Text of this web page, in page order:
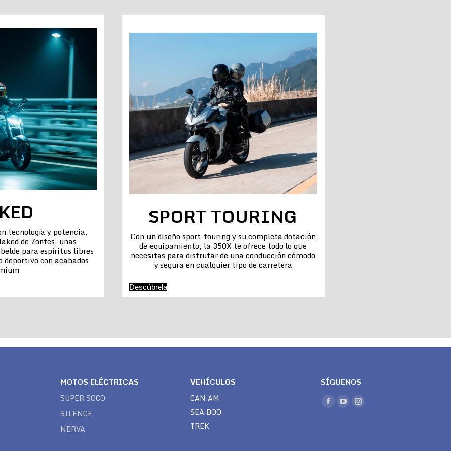
tecnología y potencia.
de Zontes, unas
para espíritus libres
deportivo con acabados
SPORT TOURING
Con un diseño sport-touring y su completa dotación
de equipamiento, la 350X te ofrece todo lo que
necesitas para disfrutar de una conducción cómodo
y segura en cualquier tipo de carretera
Descúbrela
MOTOS ELÉCTRICAS
SUPER SOCO
SILENCE
NERVA
VEHÍCULOS
CAN AM
SEA DOO
TREK
SÍGUENOS
Encuéntranos en:
Facebook
YouTubeInstagram